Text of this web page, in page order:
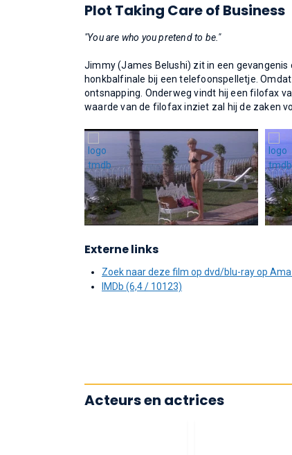
Plot Taking Care of Business
"You are who you pretend to be."
Jimmy (James Belushi) zit in een
honkbalfinale bij een telefoonspelletje.
ontsnapping. Onderweg vindt hij een filofax
waarde van de filofax inziet zal hij de zaken
Externe links
Zoek naar deze film op dvd/blu-ray op
IMDb (6,4 / 10123)
Acteurs en actrices